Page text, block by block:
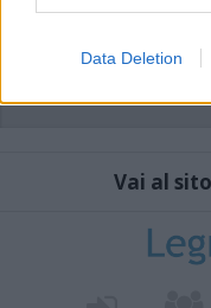
Data Deletion
Vai al